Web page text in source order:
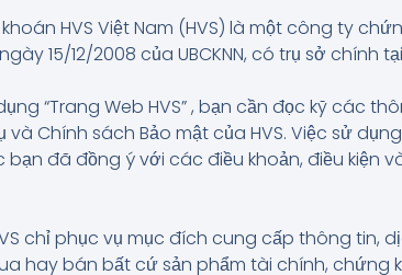
khoán HVS Việt Nam (HVS) là một công ty
15/12/2008 của UBCKNN, có trụ sở chính
“Trang Web HVS” , bạn cần đọc kỹ các
và Chính sách Bảo mật của HVS. Việc sử
bạn đã đồng ý với các điều khoản, điều kiện
chỉ phục vụ mục đích cung cấp thông
hay bán bất cứ sản phẩm tài chính,